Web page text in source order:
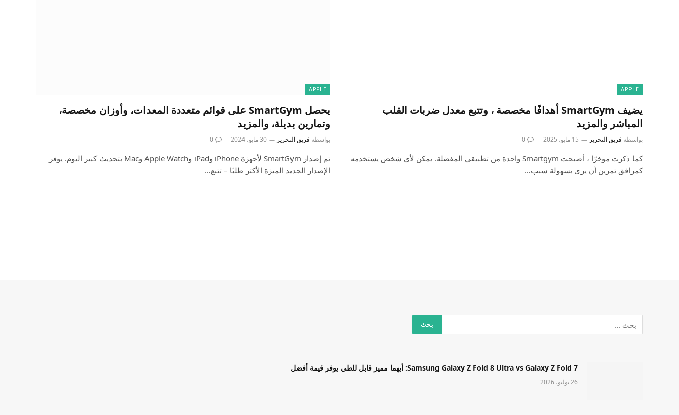
APPLE
يضيف SmartGym أهدافًا مخصصة ، وتتبع معدل ضربات القلب
المباشر والمزيد
بواسطة فريق التحرير 15 مايو، 2025 0
كما ذكرت مؤخرًا ، أصبحت Smartgym واحدة من تطبيقي المفضلة. يمكن لأي شخص يستخدمه
كمرافق تمرين أن يرى بسهولة سبب…
APPLE
يحصل SmartGym على قوائم متعددة المعدات، وأوزان مخصصة،
وتمارين بديلة، والمزيد
بواسطة فريق التحرير 30 مايو، 2024 0
تم إصدار SmartGym لأجهزة iPhone وiPad وApple Watch وMac بتحديث كبير اليوم. يوفر
الإصدار الجديد الميزة الأكثر طلبًا – تتبع…
Samsung Galaxy Z Fold 8 Ultra vs Galaxy Z Fold 7: أيهما مميز قابل للطي يوفر قيمة أفضل
26 يوليو، 2026